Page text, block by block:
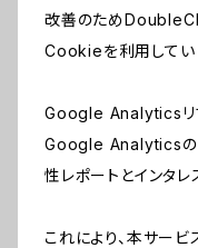
改善のため
Cookieを利用してい
Google Analyticsリ
Google Analyticsの
性レポートとインタレ
これにより、本サ